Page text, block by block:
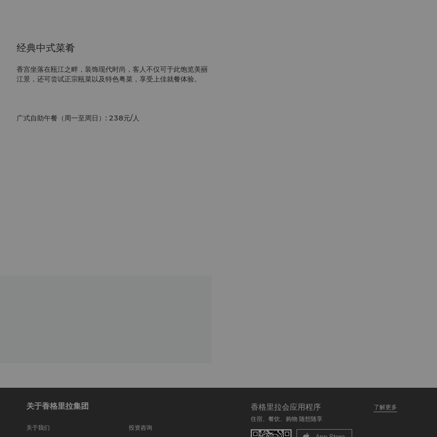
经典中式菜肴
香宫坐落在瓯江之畔，装饰现代时尚，客人不仅可于此饱览美丽
江景，还可尝试正宗瓯菜以及特色粤菜，享受上佳就餐体验。
广式自助午餐（周一至周日）: 238元/人
关于香格里拉集团
关于我们
投资咨询
香格里拉会应用程序
了解更多
住宿、餐饮、购物 随想随享